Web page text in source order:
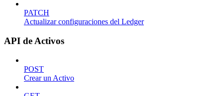
PATCH
Actualizar configuraciones del Ledger
API de Activos
POST
Crear un Activo